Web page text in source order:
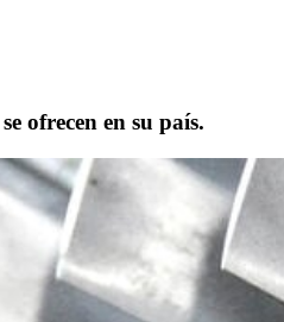
ofrecen en su país.